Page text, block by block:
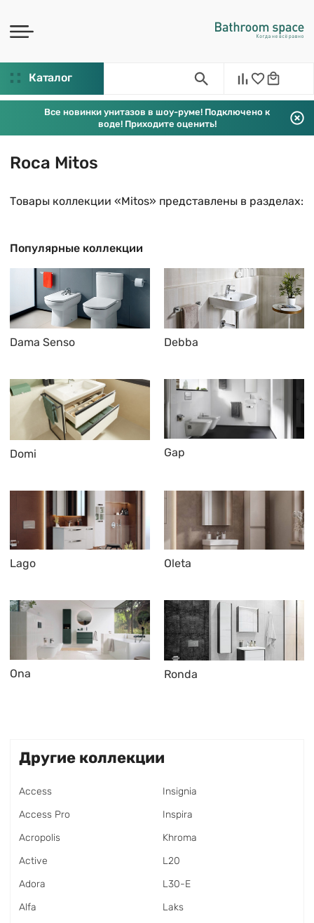
Каталог
Все новинки унитазов в шоу-руме! Подключено к
воде! Приходите оценить!
Roca Mitos
Товары коллекции «Mitos» представлены в разделах:
Популярные коллекции
Dama Senso Debba
Domi Gap
Lago Oleta
Ona Ronda
Другие коллекции
Access
Access Pro
Acropolis
Active
Adora
Alfa
Insignia
Inspira
Khroma
L20
L30-E
Laks